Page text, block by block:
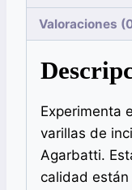
Valoraciones
Experimenta
varillas de
Agarbatti.
calidad